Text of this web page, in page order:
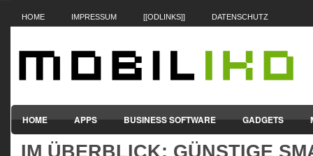
HOME IMPRESSUM [[ODLINKS]] DATENSCHUTZ
HOME APPS BUSINESS SOFTWARE GADGETS
SMARTPHONES & HANDYS TABLET-PCS VERTRÄGE &
IM ÜBERBLICK: GÜNSTIGE